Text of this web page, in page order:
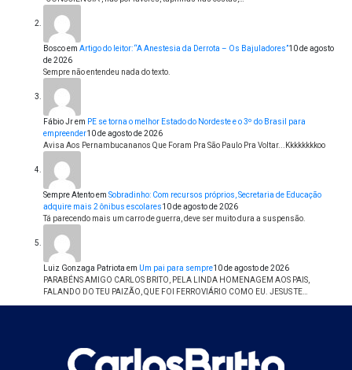
Boscoem Artigo do leitor: “A Anestesia da Derrota – Os Bajuladores”10 de agosto
de 2026
Sempre não entendeu nada do texto.
Fábio Jrem PE se torna o melhor Estado do Nordeste e o 3º do Brasil para
empreender10 de agosto de 2026
Avisa Aos Pernambucananos Que Foram Pra São Paulo Pra Voltar...Kkkkkkkkoo
Sempre Atentoem Sobradinho: Com recursos próprios, Secretaria de Educação
adquire mais 2 ônibus escolares10 de agosto de 2026
Tá parecendo mais um carro de guerra, deve ser muito dura a suspensão.
Luiz Gonzaga Patriota em Um pai para sempre10 de agosto de 2026
PARABÉNS AMIGO CARLOS BRITO, PELA LINDA HOMENAGEM AOS PAIS,
FALANDO DO TEU PAIZÃO, QUE FOI FERROVIÁRIO COMO EU. JESUS TE…